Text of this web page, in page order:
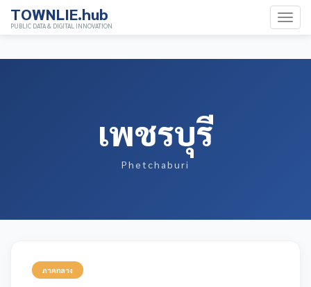
TOWNLIE.hub
PUBLIC DATA & DIGITAL INNOVATION
เพชรบุรี
Phetchaburi
ภาคกลาง